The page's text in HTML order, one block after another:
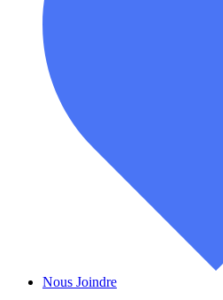
Nous Joindre